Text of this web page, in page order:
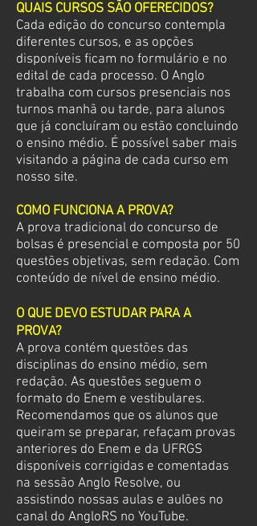
QUAIS CURSOS SÃO OFERECIDOS?
Cada edição do concurso contempla
diferentes cursos, e as opções
disponíveis ficam no formulário e no
edital de cada processo. O Anglo
trabalha com cursos presenciais nos
turnos manhã ou tarde, para alunos
que já concluíram ou estão concluindo
o ensino médio. É possível saber mais
visitando a página de cada curso em
nosso site.
COMO FUNCIONA A PROVA?
A prova tradicional do concurso de
bolsas é presencial e composta por 50
questões objetivas, sem redação. Com
conteúdo de nível de ensino médio.
O QUE DEVO ESTUDAR PARA A
PROVA?
A prova contém questões das
disciplinas do ensino médio, sem
redação. As questões seguem o
formato do Enem e vestibulares.
Recomendamos que os alunos que
queiram se preparar, refaçam provas
anteriores do Enem e da UFRGS
disponíveis corrigidas e comentadas
na sessão Anglo Resolve, ou
assistindo nossas aulas e aulões no
canal do AngloRS no YouTube.